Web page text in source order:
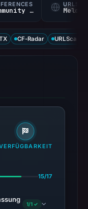
23 community refs
CF-Radar URLScan
15/17
1/1 ✓